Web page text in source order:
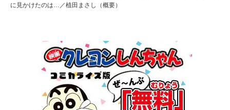
に見かけたのは…／植田まさし（概要）